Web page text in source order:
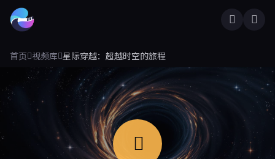
首页 视频库 星际穿越：超越时空的旅程